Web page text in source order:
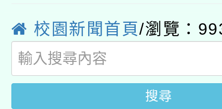
用水績優單位及節水達
動」
桃園市孔廟祈福系列
開 智慧啟航」
2026年桃園地景藝術
校園新聞首頁/瀏覽：
搜尋